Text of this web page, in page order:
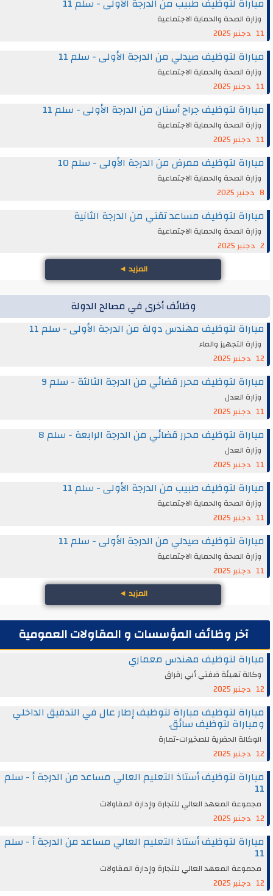
مباراة لتوظيف طبيب من الدرجة الأولى - سلم 11
وزارة الصحة والحماية الاجتماعية
11 دجنبر 2025
مباراة لتوظيف صيدلي من الدرجة الأولى - سلم 11
وزارة الصحة والحماية الاجتماعية
11 دجنبر 2025
مباراة لتوظيف جراح أسنان من الدرجة الأولى - سلم 11
وزارة الصحة والحماية الاجتماعية
11 دجنبر 2025
مباراة لتوظيف ممرض من الدرجة الأولى - سلم 10
وزارة الصحة والحماية الاجتماعية
مباراة لتوظيف مساعد تقني من الدرجة الثانية
وزارة الصحة والحماية الاجتماعية
المزيد◄
وظائف أخرى في مصالح الدولة
مباراة لتوظيف مهندس دولة من الدرجة الأولى - سلم 11
وزارة التجهيز والماء
12 دجنبر 2025
مباراة لتوظيف محرر قضائي من الدرجة الثالثة - سلم 9
وزارة العدل
11 دجنبر 2025
مباراة لتوظيف محرر قضائي من الدرجة الرابعة - سلم 8
وزارة العدل
11 دجنبر 2025
مباراة لتوظيف طبيب من الدرجة الأولى - سلم 11
وزارة الصحة والحماية الاجتماعية
11 دجنبر 2025
مباراة لتوظيف صيدلي من الدرجة الأولى - سلم 11
وزارة الصحة والحماية الاجتماعية
11 دجنبر 2025
المزيد◄
آخر وظائف المؤسسات و المقاولات العمومية
مباراة لتوظيف مهندس معماري
وكالة تهيئة ضفتي أبي رقراق
12 دجنبر 2025
مباراة لتوظيف مباراة لتوظيف إطار عال في التدقيق الداخلي
ومباراة لتوظيف سائق.
الوكالة الحضرية للصخيرات-تمارة
12 دجنبر 2025
مباراة لتوظيف أستاذ التعليم العالي مساعد من الدرجة أ - سلم
11
مجموعة المعهد العالي للتجارة وإدارة المقاولات
12 دجنبر 2025
مباراة لتوظيف أستاذ التعليم العالي مساعد من الدرجة أ - سلم
11
مجموعة المعهد العالي للتجارة وإدارة المقاولات
12 دجنبر 2025